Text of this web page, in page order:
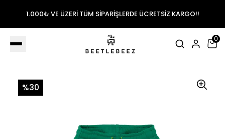
1.000₺ VE ÜZERİ TÜM SİPARİŞLERDE ÜCRETSİZ KARGO!!
0
%30